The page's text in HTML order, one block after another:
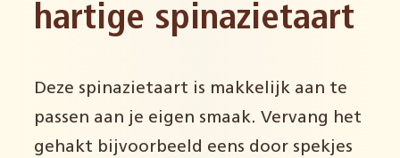
hartige spinazietaart
Deze spinazietaart is makkelijk aan te
passen aan je eigen smaak. Vervang het
gehakt bijvoorbeeld eens door spekjes